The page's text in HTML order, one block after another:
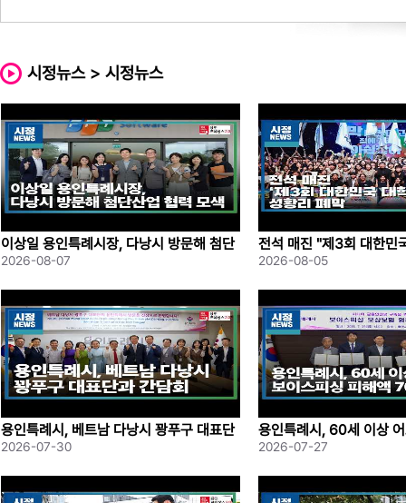
용인시어린이집연합회 주
샘의 연주와 어린이 케이팝
이어졌습니다.
특히 지상작전사령부 군악
사로잡았고, 강남대와 용인
재 모빌리티뮤지엄 등 다양
거리를 제공했습니다.
축제장 곳곳에는 AI로봇 코
이 교통경찰 체험 등 다양한
습니다.
시정뉴스 > 시정뉴스
이상일 용인특례시장, 다낭시 방문해 첨단
산업 협력 모색
2026-08-07
전석 매진 "제3회 대한민
성황리 폐막
2026-08-05
용인특례시, 베트남 다낭시 꽝푸구 대표단
과 간담회
2026-07-30
용인특례시, 60세 이상
싱 피해액 70%; 보상
2026-07-27